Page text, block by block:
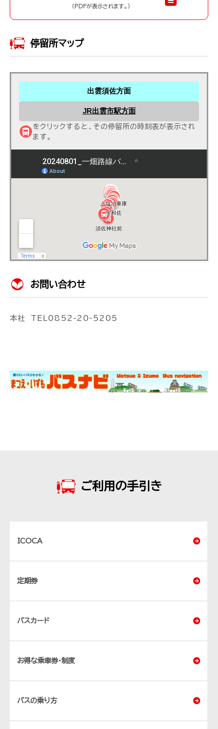
（PDFが表示されます。）
停留所マップ
出雲須佐方面
JR出雲市駅方面
をクリックすると、その停留所の時刻表が表示され
ます。
お問い合わせ
本社 TEL0852-20-5205
ご利用の手引き
ICOCA
定期券
バスカード
お得な乗車券・制度
バスの乗り方